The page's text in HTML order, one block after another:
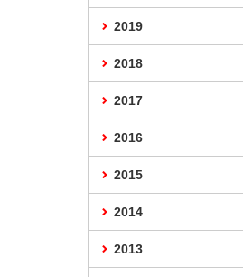
2019
2018
2017
2016
2015
2014
2013